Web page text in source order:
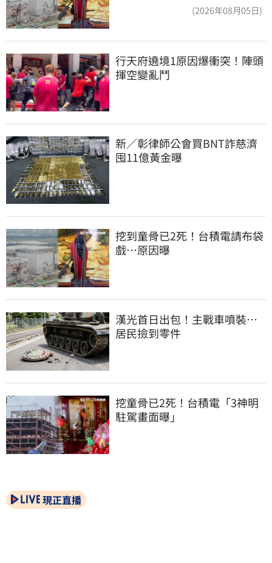
(2026年08月05日)
行天府遶境1原因爆衝突！陣頭
揮空變亂鬥
新／彰律師公會買BNT詐慈濟
囤11億黃金曝
挖到童骨已2死！台積電請布袋
戲…原因曝
漢光首日出包！主戰車噴裝…
居民撿到零件
挖童骨已2死！台積電「3神明
駐駕畫面曝」
現正直播